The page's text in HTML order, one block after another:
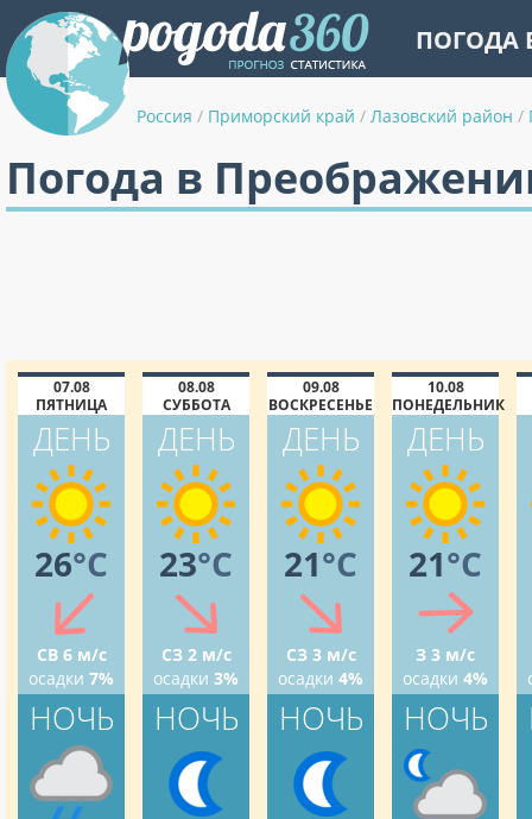
ПОГОДА
Россия / Приморский край / Лазовский район /
Погода в
07.08
ПЯТНИЦА
ДЕНЬ
26°C
СВ 6 м/с
осадки 7%
НОЧЬ
08.08
СУББОТА
ДЕНЬ
23°C
СЗ 2 м/с
осадки 3%
НОЧЬ
09.08
ВОСКРЕСЕНЬЕ
ДЕНЬ
21°C
СЗ 3 м/с
осадки 4%
НОЧЬ
10.08
ПОНЕДЕЛЬНИК
ДЕНЬ
21°C
З 3 м/с
осадки 4%
НОЧЬ